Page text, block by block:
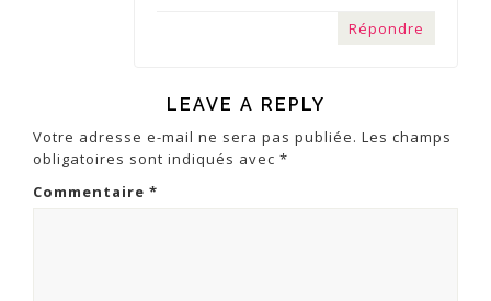
Répondre
LEAVE A REPLY
Votre adresse e-mail ne sera pas publiée. Les champs
obligatoires sont indiqués avec *
Commentaire *